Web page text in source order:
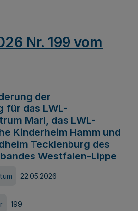
Nr. 199 vom
der
für das LWL-
Marl, das LWL-
Kinderheim Hamm und
Tecklenburg des
Westfalen-Lippe
22.05.2026
199